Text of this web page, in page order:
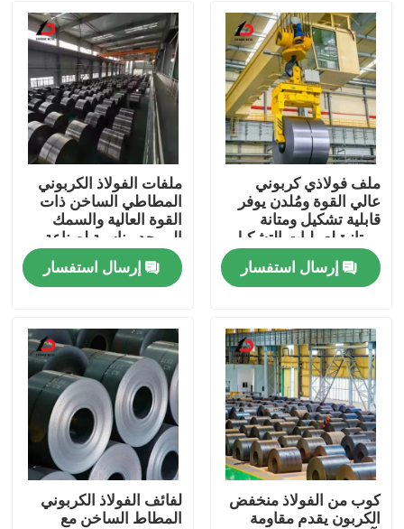
المنتجات
فيديوهات
حولنا
جولة في المصنع
مراقبة الجودة
أخبار
القضايا
اطلب اقتباس
لفائف الفولاذ المغلف
ملف فولاذي كربوني
عالي القوة ومُلدن يوفر
قابلية تشكيل ومتانة
ممتازة لعمليات التشكيل
المعدني المعقدة
إرسال استفسار
ملفات الفولاذ الكربوني
المطاطي الساخن ذات
القوة العالية والسمك
الموحد مناسبة لصناعة
الهياكل
إرسال استفسار
كوب من الفولاذ منخفض
الكربون يقدم مقاومة
لفائف الفولاذ الكربوني
المطاط الساخن مع